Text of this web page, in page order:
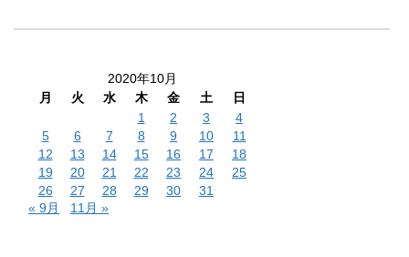
2020年10月
月
火 水 木 金 土
日
1
2 3
4
5
6 7 8 9 10
11
12
13 14 15 16 17
18
19
20 21 22 23 24
25
26
27 28 29 30
31
« 9月
11月 »